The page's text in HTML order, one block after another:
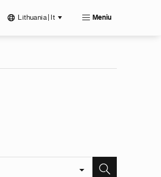
Lithuania | lt Meniu